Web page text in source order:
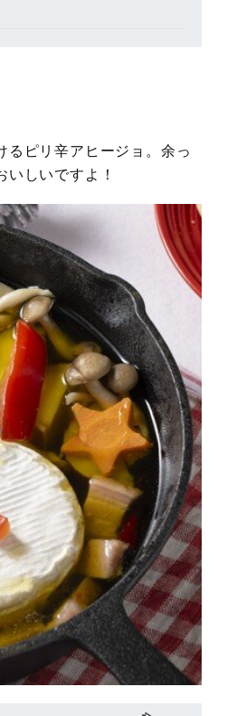
ピリ辛アヒージョ。余っ
しいですよ！